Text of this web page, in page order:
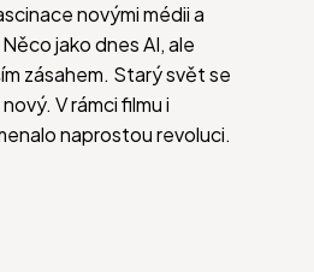
novými médii a
jako dnes AI, ale
zásahem. Starý svět se
V rámci filmu i
naprostou revoluci.